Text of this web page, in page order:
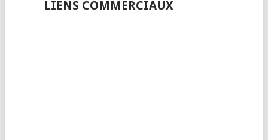
LIENS COMMERCIAUX